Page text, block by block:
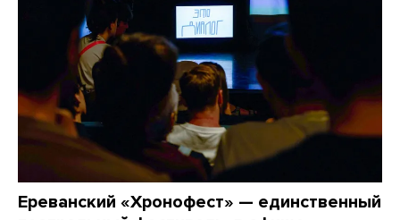
Ереванский «Хронофест» — единственный